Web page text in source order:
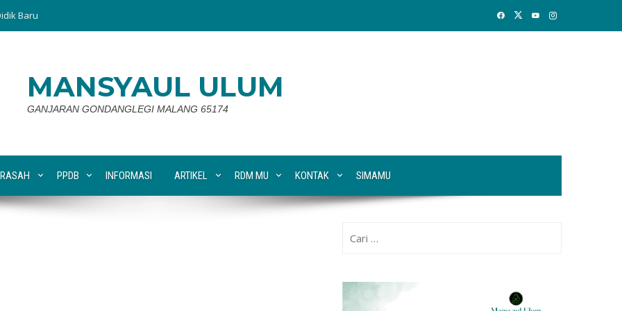
Baru
MANSYAUL ULUM
GANJARAN GONDANGLEGI MALANG 65174
PPDB INFORMASI ARTIKEL RDM MU KONTAK SIMAMU
untuk: